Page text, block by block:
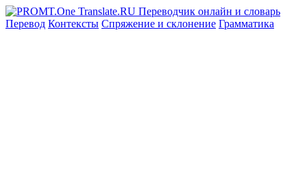
Перевод Контексты Спряжение и склонение Грамматика